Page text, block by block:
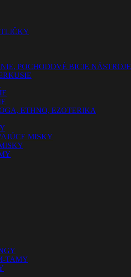
POCHODOVÉ BICIE NÁSTROJE
ETHNO, EZOTERIKA
MISKY
TAMY